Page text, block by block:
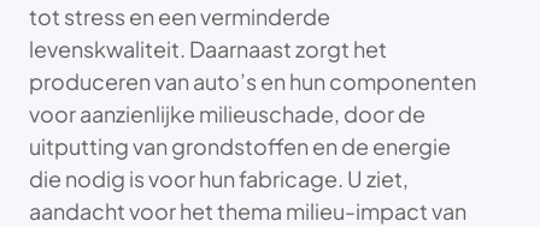
tot stress en een verminderde
levenskwaliteit. Daarnaast zorgt het
produceren van auto’s en hun componenten
voor aanzienlijke milieuschade, door de
uitputting van grondstoffen en de energie
die nodig is voor hun fabricage. U ziet,
aandacht voor het thema milieu-impact van